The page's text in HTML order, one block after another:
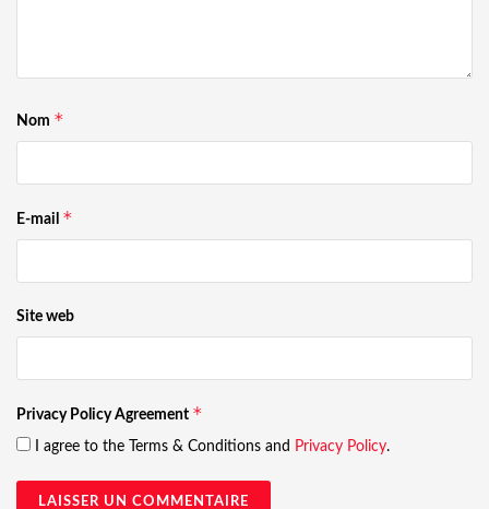
Nom *
E-mail *
Site web
Privacy Policy Agreement *
I agree to the Terms & Conditions and Privacy Policy.